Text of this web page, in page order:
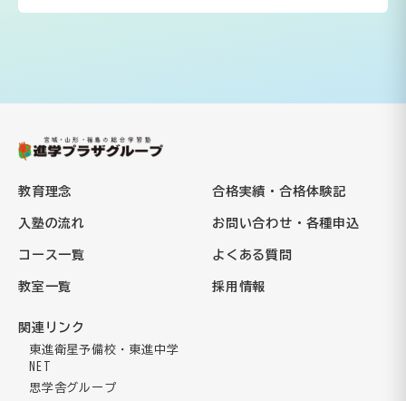
教育理念
入塾の流れ
コース一覧
教室一覧
合格実績・合格体験記
お問い合わせ・各種申込
よくある質問
採用情報
関連リンク
東進衛星予備校・東進中学
NET
思学舎グループ